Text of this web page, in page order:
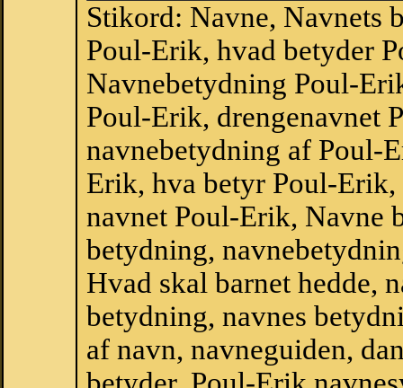
Stikord: Navne, Navnets
Poul-Erik, hvad betyder
Navnebetydning Poul-
Poul-Erik, drengenavnet
navnebetydning af Poul-
Erik, hva betyr Poul-
navnet Poul-Erik, Navne
betydning,
Hvad skal barnet hedde,
betydning, navnes
af navn, navneguiden,